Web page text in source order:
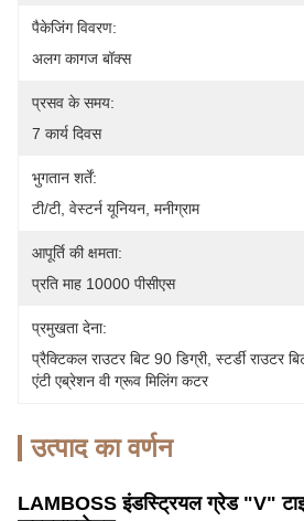
पैकेजिंग विवरण:
अलग कागज बॉक्स
प्रसव के समय:
7 कार्य दिवस
भुगतान शर्तें:
टी/टी, वेस्टर्न यूनियन, मनीग्राम
आपूर्ति की क्षमता:
प्रति माह 10000 पीसीएस
प्रमुखता देना:
प्रैक्टिकल राउटर बिट 90 डिग्री, स्टर्डी राउटर
एंटी एब्रेशन वी ग्रूव मिलिंग कटर
उत्पाद का वर्णन
LAMBOSS इंडस्ट्रियल ग्रेड "V"